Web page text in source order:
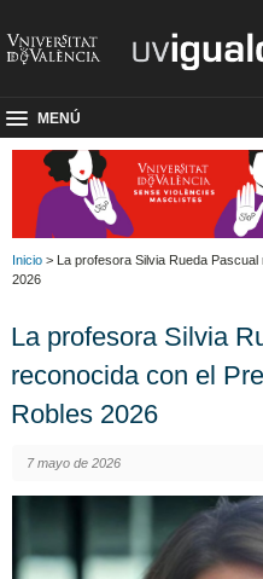
MENÚ
Inicio > La profesora Silvia Rueda
2026
La profesora Silvia
reconocida con el
Robles 2026
7 mayo de 2026